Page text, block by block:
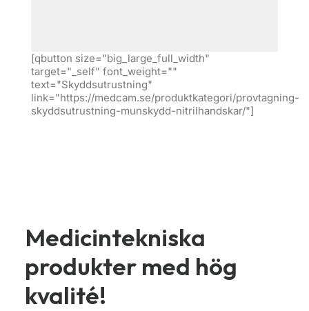
[qbutton size="big_large_full_width"
target="_self" font_weight=""
text="Skyddsutrustning"
link="https://medcam.se/produktkategori/provtagning-
skyddsutrustning-munskydd-nitrilhandskar/"]
Medicintekniska
produkter med hög
kvalité!